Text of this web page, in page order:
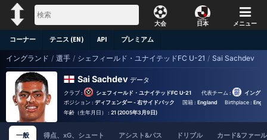
大会 日本 メニュー
コーナー テニス (EN) API プレミアム
イングランド / 選手 / シェフィールド・ユナイテッドFC U-21 / Sai Sachdev
Sai Sachdev データ
クラブ : シェフィールド・ユナイテッドFC U-21 代表チーム :
イング
ポジション : ディフェンダー - 右サイドバック 国籍 : England Birthplace :
年齢（生年月日） : 21 (2005年3月9日)
一般 得点、xG、シュート アシスト&パス ドリブル カード&ファール